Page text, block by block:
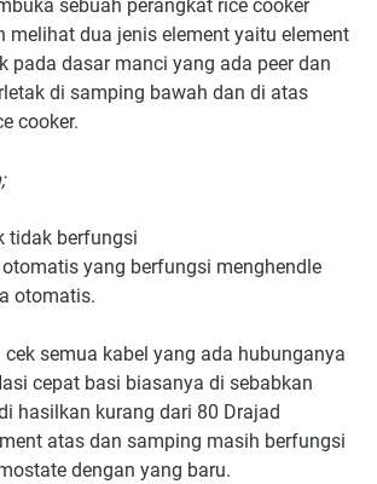
sebuah perangkat rice cooker
melihat dua jenis element yaitu element
pada dasar manci yang ada peer dan
di samping bawah dan di atas
cooker.
tidak berfungsi
yang berfungsi menghendle
otomatis.
semua kabel yang ada hubunganya
cepat basi biasanya di sebabkan
hasilkan kurang dari 80 Drajad
atas dan samping masih berfungsi
dengan yang baru.